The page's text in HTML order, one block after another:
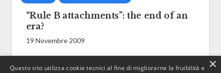
“Rule B attachments”: the end of an
era?
19 Novembre 2009
×
Questo sito utilizza cookie tecnici al fine di migliorarne la fruibilità e